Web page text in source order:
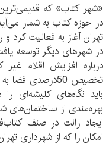
«شهر کتاب» که
تهران آغاز به فعالیت کرد
در شهرهای دیگر توسعه
درباره افزایش اقلام
تخصیص 50درصدی
باید نگاه‌های کلیشه‌ای
بهره‌مندی از ساختمان‌های
ایجاد رانت در صنف
امکان را که از شهرداری